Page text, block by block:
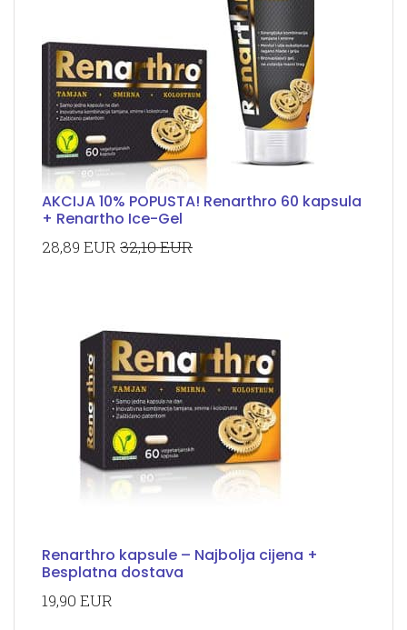
AKCIJA 10% POPUSTA! Renarthro 60 kapsula
+ Renartho Ice-Gel
28,89 EUR 32,10 EUR
Renarthro kapsule – Najbolja cijena +
Besplatna dostava
19,90 EUR